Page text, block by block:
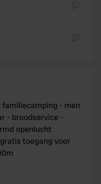
- men
- broodservice -
openlucht
toegang voor